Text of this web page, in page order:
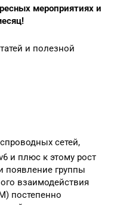
мероприятиях и
и полезной
сетей,
и плюс к этому рост
появление группы
взаимодействия
постепенно